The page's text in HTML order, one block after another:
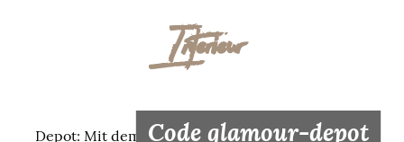
Interieur
Depot: Mit dem Code glamour-depot